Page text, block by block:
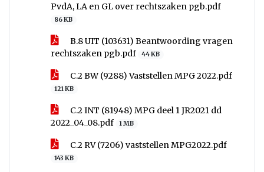
PvdA, LA en GL over rechtszaken pgb.pdf
86 KB
B.8 UIT (103631) Beantwoording vragen
rechtszaken pgb.pdf
44 KB
C.2 BW (9288) Vaststellen MPG 2022.pdf
121 KB
C.2 INT (81948) MPG deel 1 JR2021 dd
2022_04_08.pdf
1 MB
C.2 RV (7206) vaststellen MPG2022.pdf
143 KB